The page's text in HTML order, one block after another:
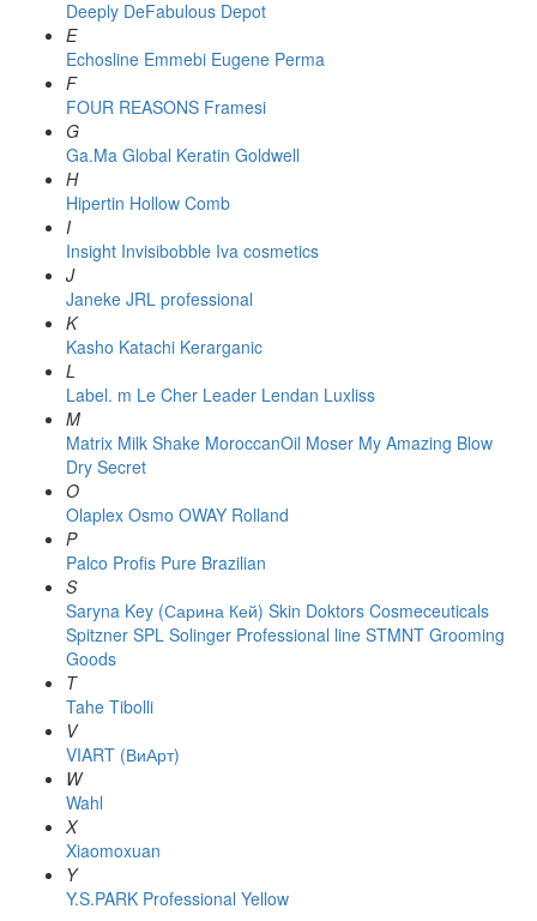
Deeply DeFabulous Depot
E
Echosline Emmebi Eugene Perma
F
FOUR REASONS Framesi
G
Ga.Ma Global Keratin Goldwell
H
Hipertin Hollow Comb
I
Insight Invisibobble Iva cosmetics
J
Janeke JRL professional
K
Kasho Katachi Kerarganic
L
Label. m Le Cher Leader Lendan Luxliss
M
Matrix Milk Shake MoroccanOil Moser My Amazing Blow
Dry Secret
O
Olaplex Osmo OWAY Rolland
P
Palco Profis Pure Brazilian
S
Saryna Key (Сарина Кей) Skin Doktors Cosmeceuticals
Spitzner SPL Solinger Professional line STMNT Grooming
Goods
T
Tahe Tibolli
V
VIART (ВиАрт)
W
Wahl
X
Xiaomoxuan
Y
Y.S.PARK Professional Yellow